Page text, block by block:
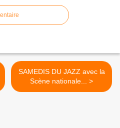
SAMEDIS DU JAZZ avec la
Scène nationale... >